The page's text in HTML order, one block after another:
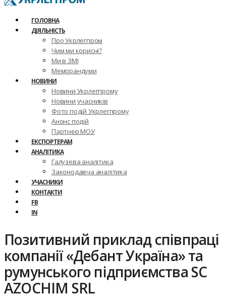
ГОЛОВНА
ДІЯЛЬНІСТЬ
Про Укрлегпром
Чим ми корисні?
Ми в ЗМІ
Меморандуми
НОВИНИ
Новини Укрлегпрому
Новини учасників
Фото подій Укрлегпрому
Анонс подій
Партнер МОУ
ЕКСПОРТЕРАМ
АНАЛІТИКА
Галузева аналітика
Законодавча аналітика
УЧАСНИКИ
КОНТАКТИ
FB
IN
Позитивний приклад співпраці
компанії «Дебант Україна» та
румунського підприємства SC
AZOCHIM SRL